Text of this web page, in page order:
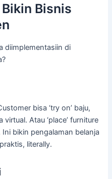
Bisnis
diimplementasiin di
bisa ‘try on’ baju,
Atau ‘place’ furniture
bikin pengalaman belanja
literally.